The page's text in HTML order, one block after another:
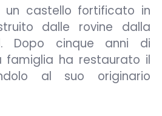
un castello fortificato in
dalle rovine dalla
Dopo cinque anni di
famiglia ha restaurato il
al suo originario